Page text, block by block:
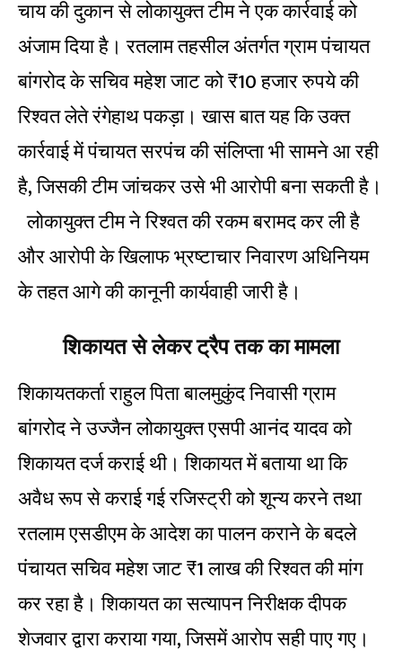
चाय की दुकान से लोकायुक्त टीम ने एक कार्रवाई को
अंजाम दिया है। रतलाम तहसील अंतर्गत ग्राम पंचायत
बांगरोद के सचिव महेश जाट को ₹10 हजार रुपये की
रिश्वत लेते रंगेहाथ पकड़ा। खास बात यह कि उक्त
कार्रवाई में पंचायत सरपंच की संलिप्ता भी सामने आ रही
है, जिसकी टीम जांचकर उसे भी आरोपी बना सकती है।
लोकायुक्त टीम ने रिश्वत की रकम बरामद कर ली है
और आरोपी के खिलाफ भ्रष्टाचार निवारण अधिनियम
के तहत आगे की कानूनी कार्यवाही जारी है।
शिकायत से लेकर ट्रैप तक का मामला
शिकायतकर्ता राहुल पिता बालमुकुंद निवासी ग्राम
बांगरोद ने उज्जैन लोकायुक्त एसपी आनंद यादव को
शिकायत दर्ज कराई थी। शिकायत में बताया था कि
अवैध रूप से कराई गई रजिस्ट्री को शून्य करने तथा
रतलाम एसडीएम के आदेश का पालन कराने के बदले
पंचायत सचिव महेश जाट ₹1 लाख की रिश्वत की मांग
कर रहा है। शिकायत का सत्यापन निरीक्षक दीपक
शेजवार द्वारा कराया गया, जिसमें आरोप सही पाए गए।